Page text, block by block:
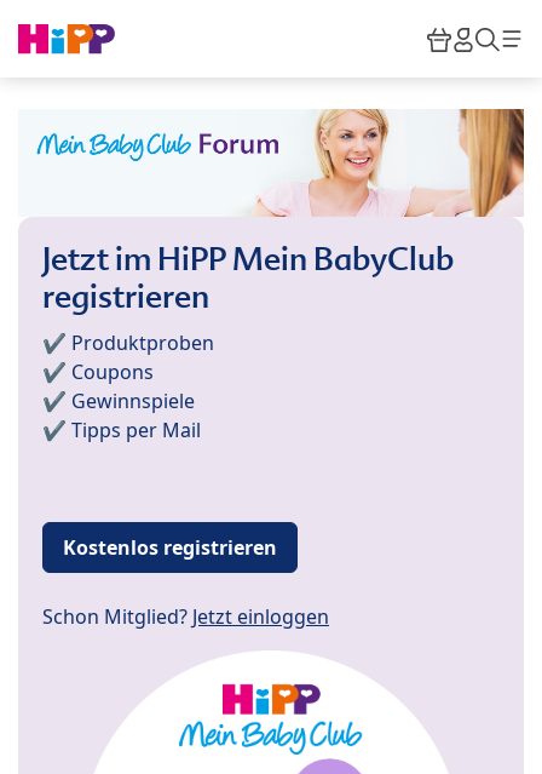
HiPP
Jetzt im HiPP Mein BabyClub
registrieren
✔️ Produktproben
✔️ Coupons
✔️ Gewinnspiele
✔️ Tipps per Mail
Kostenlos registrieren
Schon Mitglied? Jetzt einloggen